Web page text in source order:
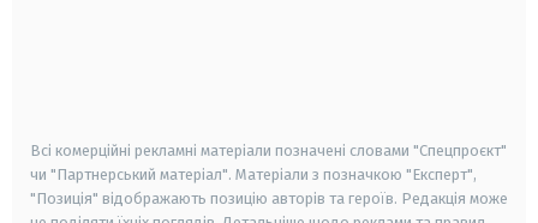
Всі комерційні рекламні матеріали позначені словами "Спецпроєкт"
чи "Партнерський матеріал". Матеріали з позначкою "Експерт",
"Позиція" відображають позицію авторів та героїв. Редакція може